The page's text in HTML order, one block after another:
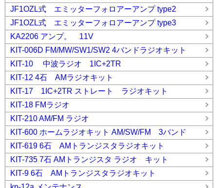
JF1OZL式 エミッターフォロアーアンプ type2
JF1OZL式 エミッターフォロアーアンプ type3
KA2206 アンプ。 11V
KIT-006D FM/MW/SW1/SW2 4バンドラジオキット
KIT-10 中波ラジオ 1IC+2TR
KIT-12 4石 AMラジオキット
KIT-17 1IC+2TR ストレート ラジオキット
KIT-18 FMラジオ
KIT-210 AM/FM ラジオ
KIT-600 ホームラジオキット AM/SW/FM 3バンド
KIT-619 6石 AMトランジスタラジオキット
KIT-735 7石 AMトランジスタ ラジオ キット
KIT-9 6石 AMトランジスタラジオキット